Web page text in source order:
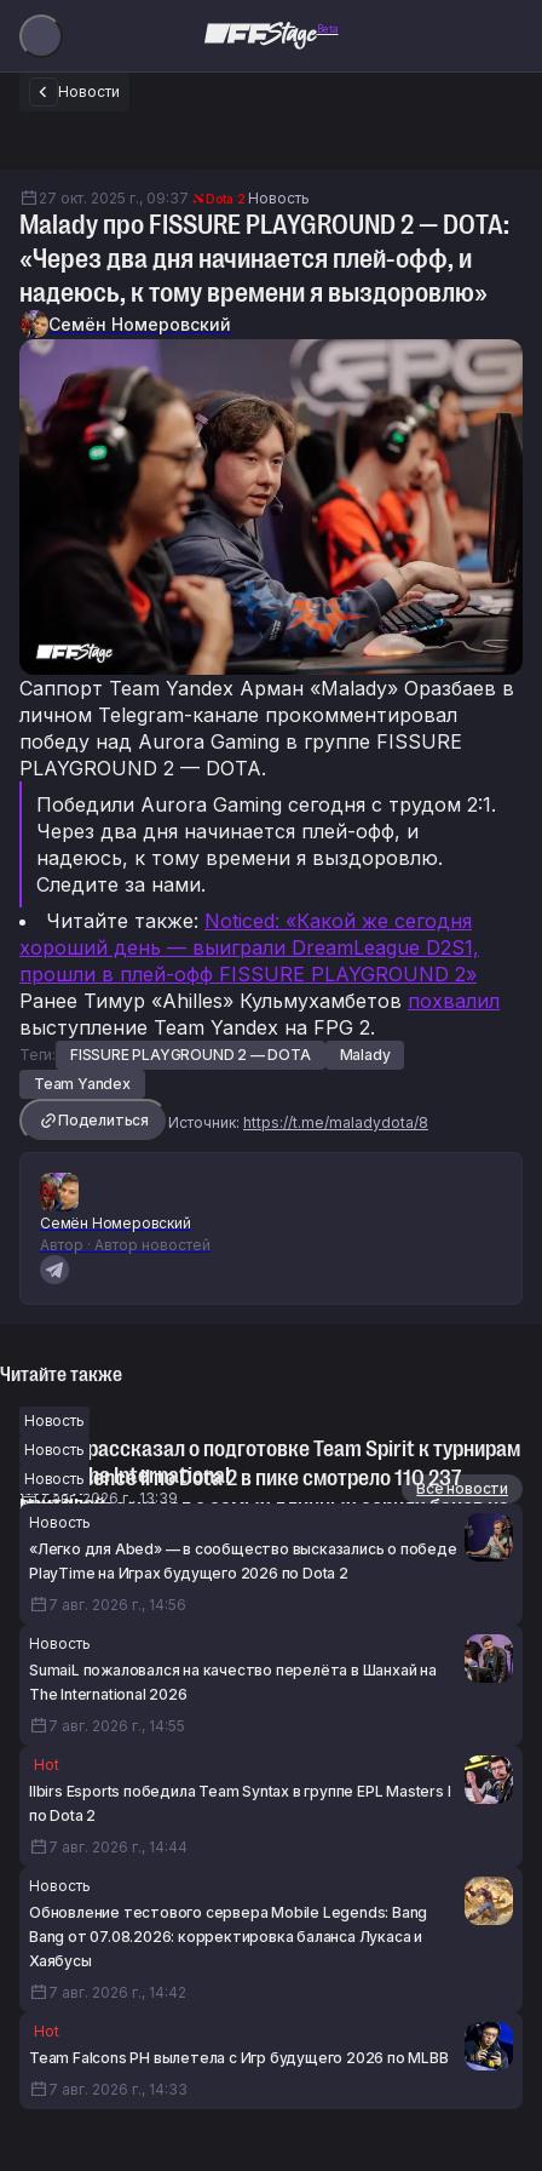
Beta
Новости
27 окт. 2025 г., 09:37 Dota 2 Новость
Malady про FISSURE PLAYGROUND 2 — DOTA:
«Через два дня начинается плей-офф, и
надеюсь, к тому времени я выздоровлю»
Семён Номеровский
Саппорт Team Yandex Арман «Malady» Оразбаев в
личном Telegram-канале прокомментировал
победу над Aurora Gaming в группе FISSURE
PLAYGROUND 2 — DOTA.
Победили Aurora Gaming сегодня с трудом 2:1.
Через два дня начинается плей-офф, и
надеюсь, к тому времени я выздоровлю.
Следите за нами.
Читайте также: Noticed: «Какой же сегодня
хороший день — выиграли DreamLeague D2S1,
прошли в плей-офф FISSURE PLAYGROUND 2»
Ранее Тимур «Ahilles» Кульмухамбетов похвалил
выступление Team Yandex на FPG 2.
Теги: FISSURE PLAYGROUND 2 — DOTA
Malady
Team Yandex
Поделиться
Источник: https://t.me/maladydota/8
Семён Номеровский
Автор · Автор новостей
Читайте также
Новость
Korb3n рассказал о подготовке Team Spirit к турнирам
серии The International
7 авг. 2026 г., 13:39
Новость
1win Essence II по Dota 2 в пике смотрело 110 237
зрителей
7 авг. 2026 г., 13:39
Новость
Noxville рассказал о самых длинных сериях банов на
про-сцене Dota 2. Alchemist запрещали 103 раза
подряд
7 авг. 2026 г., 12:54
Новости
Все новости
Новость
«Легко для Abed» — в сообщество высказались о победе
PlayTime на Играх будущего 2026 по Dota 2
7 авг. 2026 г., 14:56
Новость
SumaiL пожаловался на качество перелёта в Шанхай на
The International 2026
7 авг. 2026 г., 14:55
Hot
Ilbirs Esports победила Team Syntax в группе EPL Masters I
по Dota 2
7 авг. 2026 г., 14:44
Новость
Обновление тестового сервера Mobile Legends: Bang
Bang от 07.08.2026: корректировка баланса Лукаса и
Хаябусы
7 авг. 2026 г., 14:42
Hot
Team Falcons PH вылетела с Игр будущего 2026 по MLBB
7 авг. 2026 г., 14:33